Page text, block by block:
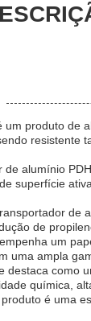
produto de
resistente
alumínio
superfície
de
de
um
uma ampla
destaca como
química,
é uma